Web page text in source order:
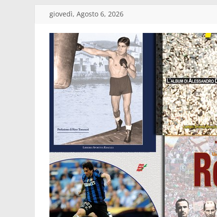
Salta
contenuto
giovedì, Agosto 6, 2026
Edizioni
Eraclea
Casa
editrice